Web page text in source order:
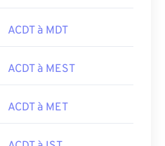
ACDT à MDT
ACDT à MEST
ACDT à MET